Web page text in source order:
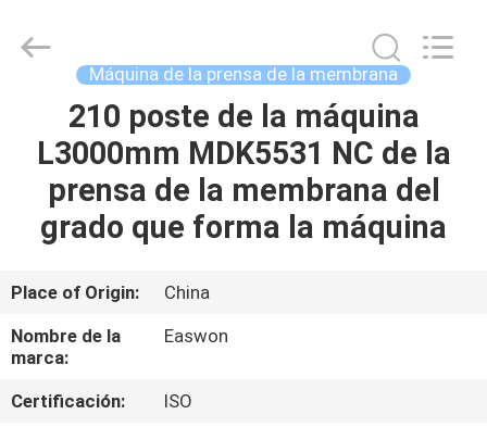
HOGAR
PRODUCTOS
SOBRE
NOSOTROS
VIAJE
DE
Ruixiang
Reserved.
Máquina de la prensa de la membrana
210 poste de la máquina
L3000mm MDK5531 NC de la
prensa de la membrana del
grado que forma la máquina
Place of Origin:
China
Nombre de la
marca:
Easwon
Certificación:
ISO